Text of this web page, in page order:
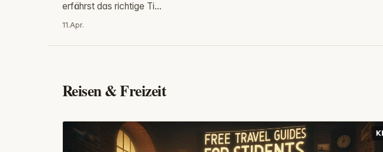
erfährst das richtige Ti...
11.Apr.
Reisen & Freizeit